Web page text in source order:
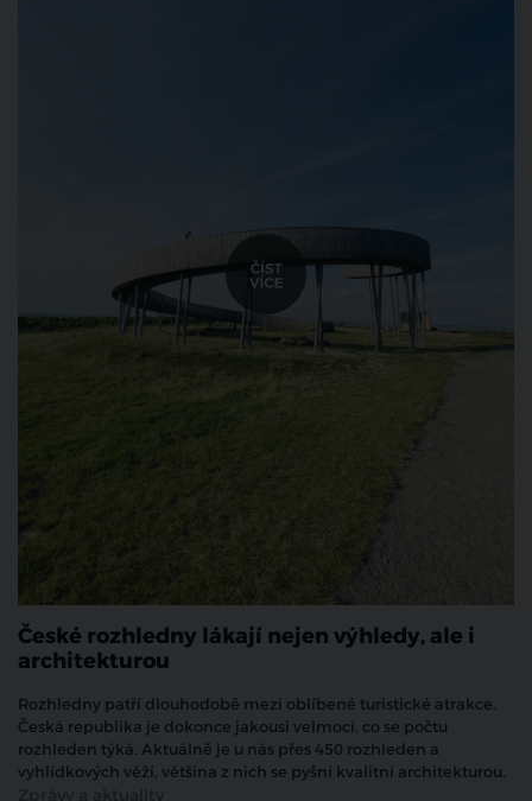
České rozhledny lákají nejen výhledy, ale i
architekturou
Rozhledny patří dlouhodobě mezi oblíbené turistické atrakce.
Česká republika je dokonce jakousi velmocí, co se počtu
rozhleden týká. Aktuálně je u nás přes 450 rozhleden a
vyhlídkových věží, většina z nich se pyšní kvalitní architekturou.